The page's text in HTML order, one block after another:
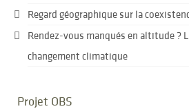
Regard géographique sur la
Rendez-vous manqués en altitude ?
changement climatique
Projet OBS